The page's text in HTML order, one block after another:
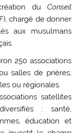
du Conseil
chargé de donner
aux musulmans
250 associations
salles de prières,
ou régionales.
satellites
: santé,
éducation et